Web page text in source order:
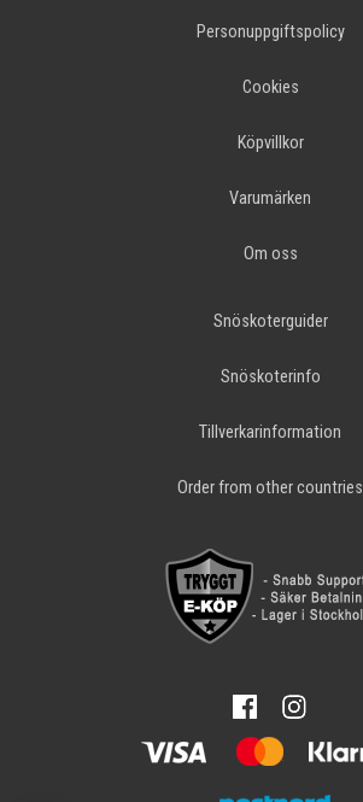
Personuppgiftspolicy
Cookies
Köpvillkor
Varumärken
Om oss
Snöskoterguider
Snöskoterinfo
Tillverkarinformation
Order from other countries